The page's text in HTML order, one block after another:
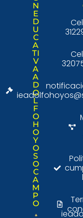
N
E
D
U
C
A
TI
V
A
A
D
O
L
F
O
H
O
Y
O
S
O
C
A
M
P
O